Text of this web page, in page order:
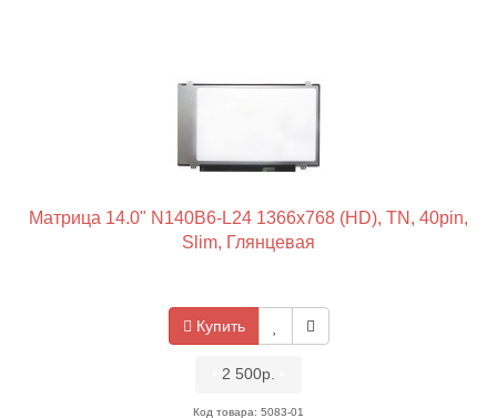
Матрица 14.0" N140B6-L24 1366x768 (HD), TN, 40pin,
Slim, Глянцевая
Купить
2 500р.
Код товара: 5083-01